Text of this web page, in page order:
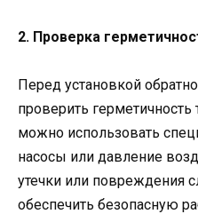
2. Проверка
Перед установкой
проверить
можно использовать
насосы или давление
утечки или повреждения
обеспечить безопасную